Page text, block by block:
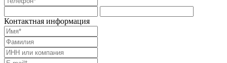
Контактная информация